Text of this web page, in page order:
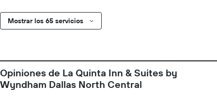
Mostrar los 65 servicios
Opiniones de La Quinta Inn & Suites by
Wyndham Dallas North Central